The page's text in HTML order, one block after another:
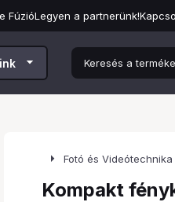
FúzióLegyen a partnerünk!
arrow_drop_down
arrow_right Fotó és Videótechnika
Kompakt